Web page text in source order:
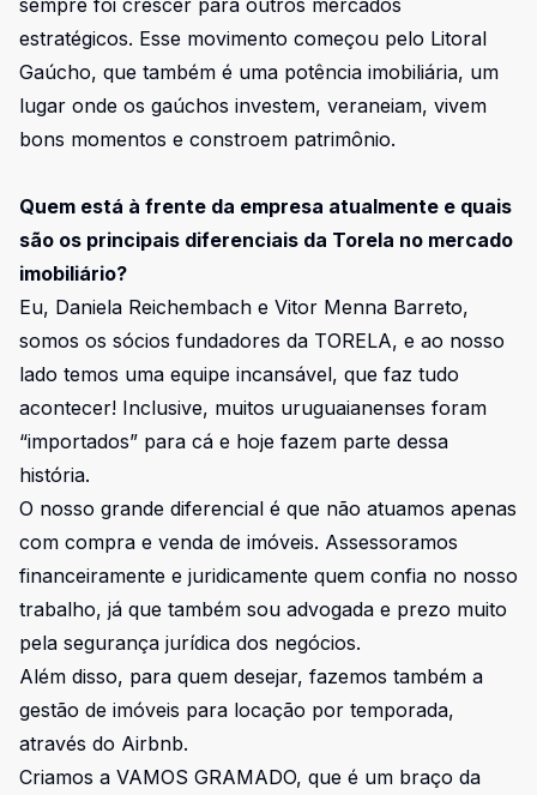
sempre foi crescer para outros mercados
estratégicos. Esse movimento começou pelo Litoral
Gaúcho, que também é uma potência imobiliária, um
lugar onde os gaúchos investem, veraneiam, vivem
bons momentos e constroem patrimônio.
Quem está à frente da empresa atualmente e quais
são os principais diferenciais da Torela no mercado
imobiliário?
Eu, Daniela Reichembach e Vitor Menna Barreto,
somos os sócios fundadores da TORELA, e ao nosso
lado temos uma equipe incansável, que faz tudo
acontecer! Inclusive, muitos uruguaianenses foram
“importados” para cá e hoje fazem parte dessa
história.
O nosso grande diferencial é que não atuamos apenas
com compra e venda de imóveis. Assessoramos
financeiramente e juridicamente quem confia no nosso
trabalho, já que também sou advogada e prezo muito
pela segurança jurídica dos negócios.
Além disso, para quem desejar, fazemos também a
gestão de imóveis para locação por temporada,
através do Airbnb.
Criamos a VAMOS GRAMADO, que é um braço da